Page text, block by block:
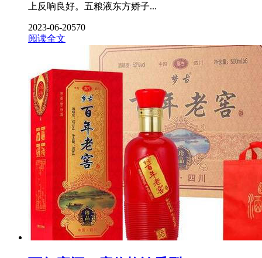
上反响良好。五粮液东方娇子...
2023-06-20570
阅读全文